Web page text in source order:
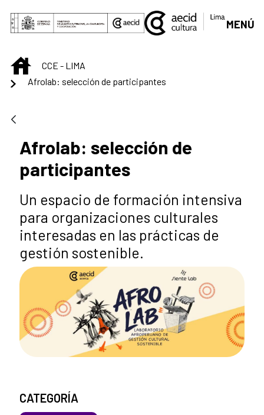
Saltar al contenido principal
MENÚ
INICIOCCE - LIMA
Afrolab: selección de participantes
Afrolab: selección de
participantes
Un espacio de formación intensiva
para organizaciones culturales
interesadas en las prácticas de
gestión sostenible.
CATEGORÍA